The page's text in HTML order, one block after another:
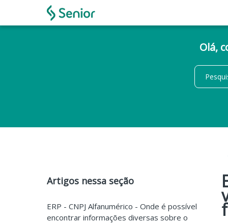
Olá,
Artigos nessa seção
ERP - CNPJ Alfanumérico - Onde é possível
encontrar informações diversas sobre o